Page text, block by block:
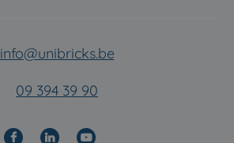
info@unibricks.be
09 394 39 90